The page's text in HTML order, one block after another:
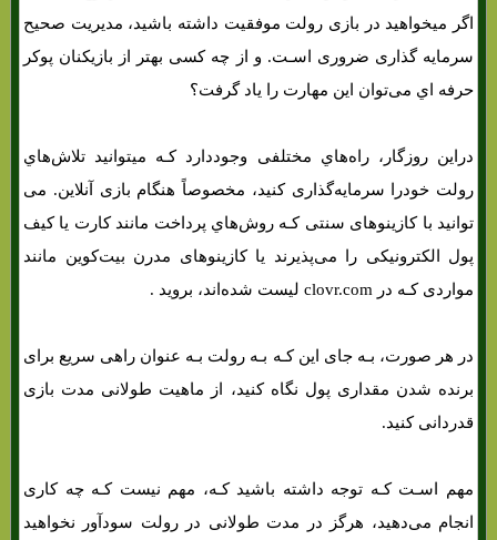
اگر میخواهید در بازی رولت موفقیت داشته باشید، مدیریت صحیح
سرمایه گذاری ضروری اسـت. و از چه کسی بهتر از بازیکنان پوکر
حرفه اي می‌توان این مهارت را یاد گرفت؟
دراین روزگار، راه‌هاي‌ مختلفی وجوددارد کـه میتوانید تلاش‌هاي‌
رولت خودرا سرمایه‌گذاری کنید، مخصوصاً هنگام بازی آنلاین. می
توانید با کازینوهای سنتی کـه روش‌هاي‌ پرداخت مانند کارت یا کیف
پول الکترونیکی را می‌پذیرند یا کازینوهای مدرن بیت‌کوین مانند
مواردی کـه در clovr.com لیست شده‌اند، بروید .
در هر صورت، بـه جای این کـه بـه رولت بـه عنوان راهی سریع برای
برنده شدن مقداری پول نگاه کنید، از ماهیت طولانی مدت بازی
قدردانی کنید.
مهم اسـت کـه توجه داشته باشید کـه، مهم نیست کـه چه کاری
انجام می‌دهید، هرگز در مدت طولانی در رولت سودآور نخواهید